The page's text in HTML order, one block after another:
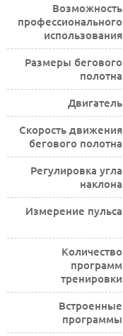
Возможность
профессионального
использования
Размеры бегового
полотна
Двигатель
Скорость движения
бегового полотна
Регулировка угла
наклона
Измерение пульса
Количество
программ
тренировки
Встроенные
программы